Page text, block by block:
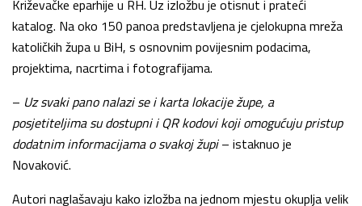
Križevačke eparhije u RH. Uz izložbu je otisnut i prateći
katalog. Na oko 150 panoa predstavljena je cjelokupna mreža
katoličkih župa u BiH, s osnovnim povijesnim podacima,
projektima, nacrtima i fotografijama.
– Uz svaki pano nalazi se i karta lokacije župe, a
posjetiteljima su dostupni i QR kodovi koji omogućuju pristup
dodatnim informacijama o svakoj župi– istaknuo je
Novaković.
Autori naglašavaju kako izložba na jednom mjestu okuplja velik